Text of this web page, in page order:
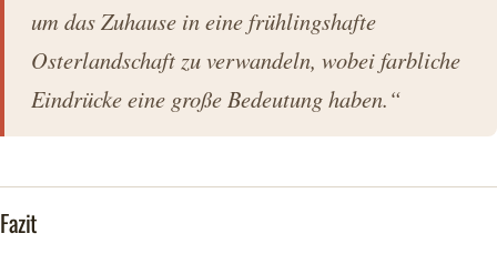
um das Zuhause in eine frühlingshafte
Osterlandschaft zu verwandeln, wobei farbliche
Eindrücke eine große Bedeutung haben.“
Fazit